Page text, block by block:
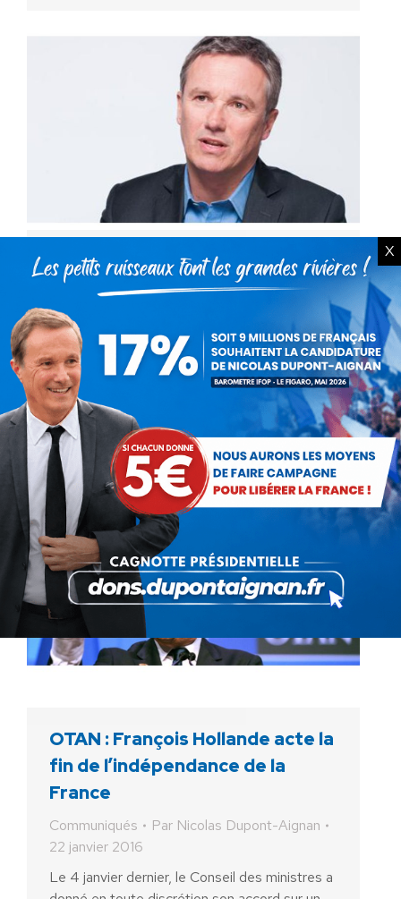
Loi Taubira, un reniement de
plus de M. Sarkozy !
Communiqués
Nicolas Dupont-Aignan
22 janvier 2016
Nicolas Sarkozy annonce dans son prochain
livre qu’il ne reviendra pas sur la loi Taubira
concernant le mariage homosexuel. L’ancien
Chef de l’Etat, qui avait pourtant parlé
d’abrogation le 15…
OTAN : François Hollande acte la
fin de l’indépendance de la
France
Communiqués Par Nicolas Dupont-Aignan
22 janvier 2016
Le 4 janvier dernier, le Conseil des ministres a
X